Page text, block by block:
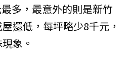
多，最意外的則是新竹
還低，每坪略少8千元，
象。